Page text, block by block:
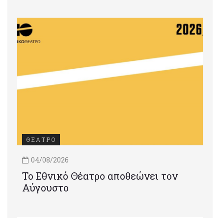
ΘΕΑΤΡΟ
04/08/2026
Το Εθνικό Θέατρο αποθεώνει τον
Αύγουστο